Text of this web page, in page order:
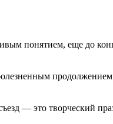
понятием, еще до
— это творческий